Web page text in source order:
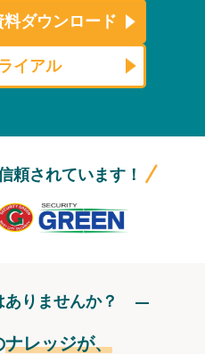
料ダウンロード
イアル
頼されています！
りませんか？
ナレッジが、